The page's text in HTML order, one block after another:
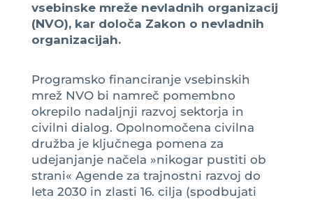
vsebinske mreže nevladnih organizacij
(NVO), kar določa Zakon o nevladnih
organizacijah.
Programsko financiranje vsebinskih
mrež NVO bi namreč pomembno
okrepilo nadaljnji razvoj sektorja in
civilni dialog. Opolnomočena civilna
družba je ključnega pomena za
udejanjanje načela »nikogar pustiti ob
strani« Agende za trajnostni razvoj do
leta 2030 in zlasti 16. cilja (spodbujati